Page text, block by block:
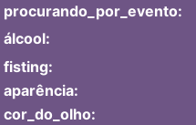
procurando_por_evento:
álcool:
fisting:
aparência:
cor_do_olho: